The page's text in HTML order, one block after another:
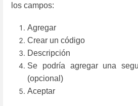
los campos:
Agregar
Crear un código
Descripción
Se podría agregar una
(opcional)
Aceptar